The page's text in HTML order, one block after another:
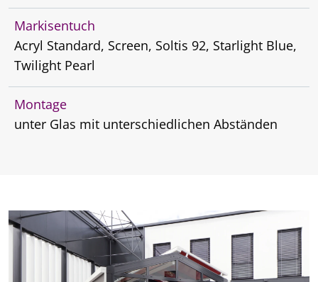
Markisentuch
Acryl Standard, Screen, Soltis 92, Starlight Blue,
Twilight Pearl
Montage
unter Glas mit unterschiedlichen Abständen